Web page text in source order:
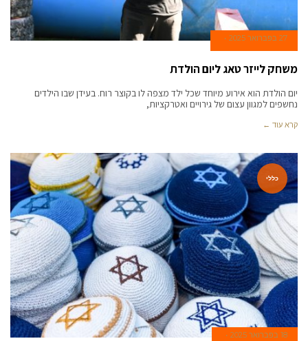
27 בפברואר 2025
משחק לייזר טאג ליום הולדת
יום הולדת הוא אירוע מיוחד שכל ילד מצפה לו בקוצר רוח. בעידן שבו הילדים
נחשפים למגוון עצום של גירויים ואטרקציות,
קרא עוד ←
כללי
18 בפברואר 2025